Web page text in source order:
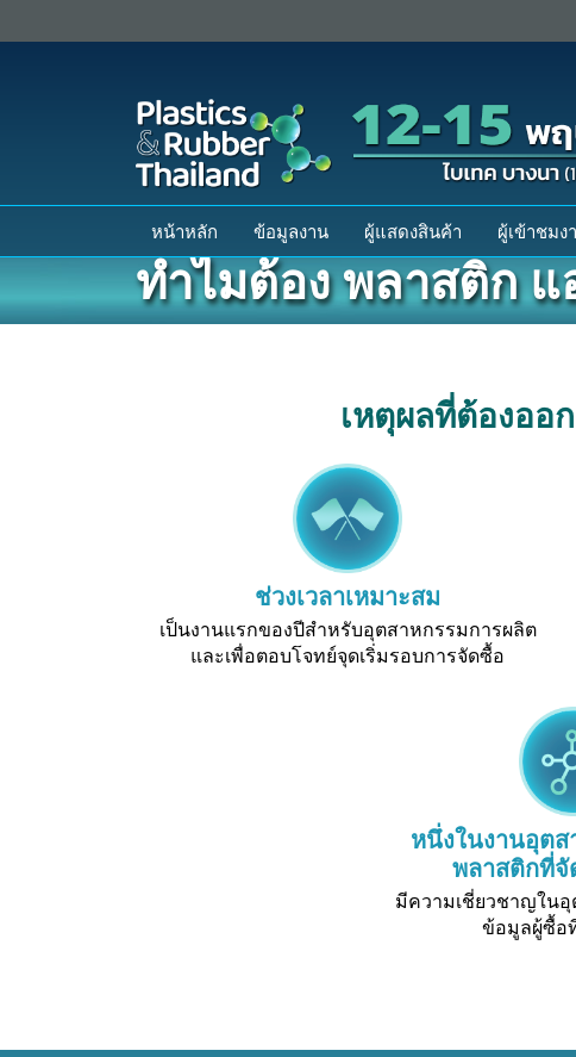
หน้าหลัก ข้อมูลงาน ผู้แสดงสินค้า ผู้เข้าชมง
ทำไมต้อง พลาสติก แ
เหตุผลที่ต้องออ
ช่วงเวลาเหมาะสม
เป็นงานแรกของปีสำหรับอุตสาหกรรมการผลิต
และเพื่อตอบโจทย์จุดเริ่มรอบการจัดซื้อ
หนึ่งในงานอุต
พลาสติกที่จั
มีความเชี่ยวชาญใน
ข้อมูลผู้ซื้อ